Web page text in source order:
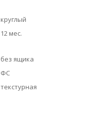
круглый
12 мес.
без ящика
ФС
текстурная